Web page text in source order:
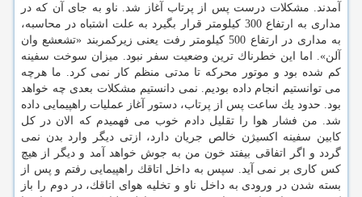
آمدند. مشكلات درست پس از پرتاب آغاز شد. ناو به جای آن كه در
مداری به ارتفاع 300 كیلومتر قرار بگیرد به علت اشتباه در محاسبه،
به مداری در ارتفاع 500 كیلومتر رفت یعنی زیركمربند «تشعشع وان
آلن». اما این خطرناك ترین وضعیت سفر نبود. میزان سوخت سفینه
كم شده بود و موتور محركه تا مدتی منظم كار نمی كرد. ما هرچه
می توانستیم انجام داده بودیم. نمی دانستیم مشكلات بعدی چه خواهد
بود. حدود یك ساعت پس از پرتاب، دستور آغاز عملیات راهپیمایی داده
شد. من فشار هوا را تقلیل دادم خوب می فهمیدم كه الان در كل
كابین سفینه اكسیژن خالص جریان دارد، ازتی دیگر وارد بدن نمی
گردد و اگر اتفاقی بیفتد خون من به جوش خواهد آمد و دیگر از هیچ
كس كاری بر نمی آید. سپس به داخل اتاقك راهپیمایی رفتم و پس از
بسته شدن در ورودی به داخل ناو و تخلیه هوای اتاقك، در دوم را باز